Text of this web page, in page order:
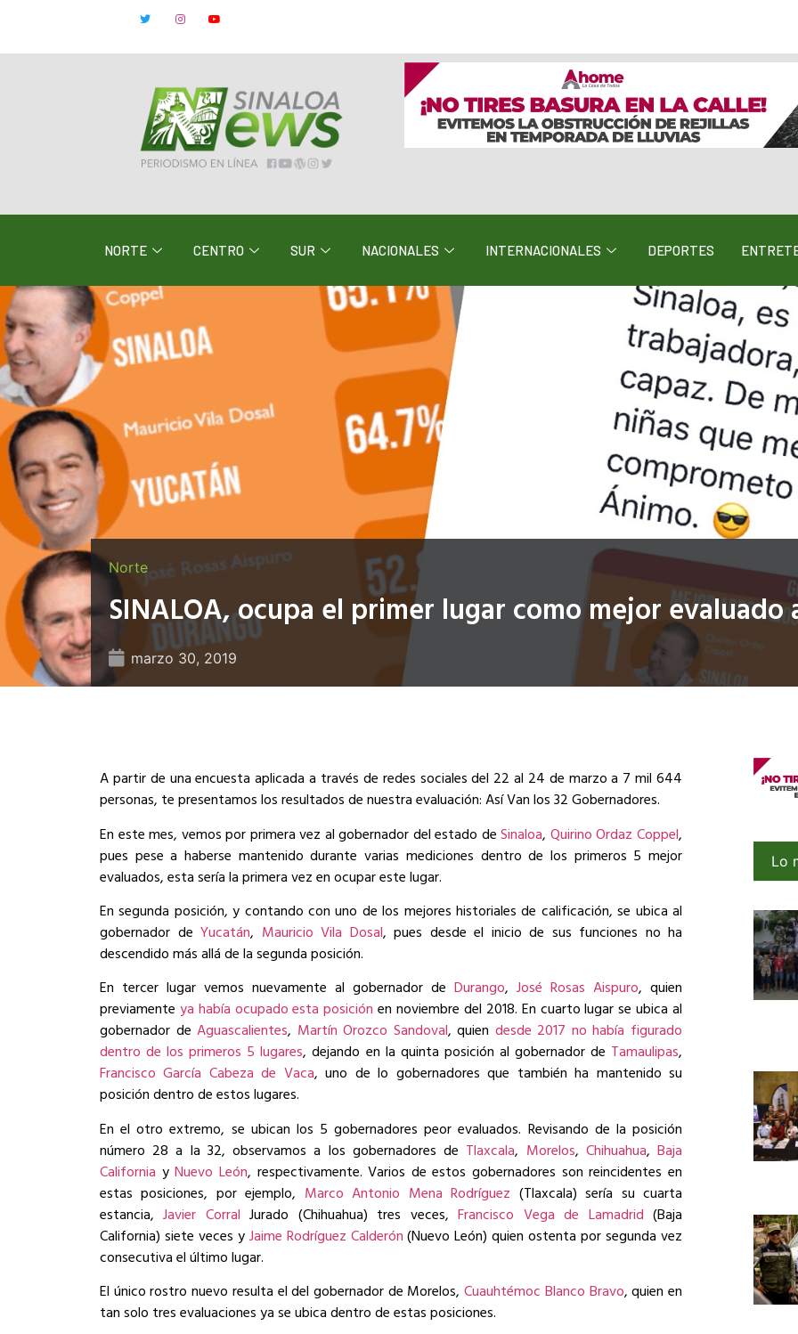
NORTE CENTRO SUR NACIONALES INTERNACIONALES DEPORTES
Norte
SINALOA, ocupa el primer lugar como mejor evaluado
marzo 30, 2019
A partir de una encuesta aplicada a través de redes sociales del 22 al 24 de marzo a 7 mil 644
personas, te presentamos los resultados de nuestra evaluación: Así Van los 32 Gobernadores.
En este mes, vemos por primera vez al gobernador del estado deSinaloa, Quirino Ordaz Coppel,
pues pese a haberse mantenido durante varias mediciones dentro de los primeros 5 mejor
evaluados, esta sería la primera vez en ocupar este lugar.
En segunda posición, y contando con uno de los mejores historiales de calificación, se ubica al
gobernador de Yucatán, Mauricio Vila Dosal, pues desde el inicio de sus funciones no ha
descendido más allá de la segunda posición.
En tercer lugar vemos nuevamente al gobernador de Durango, José Rosas Aispuro, quien
previamente ya había ocupado esta posición en noviembre del 2018. En cuarto lugar se ubica al
gobernador deAguascalientes, Martín Orozco Sandoval, quien desde 2017 no había figurado
dentro de los primeros 5 lugares, dejando en la quinta posición al gobernador de Tamaulipas,
Francisco García Cabeza de Vaca, uno de lo gobernadores que también ha mantenido su
posición dentro de estos lugares.
En el otro extremo, se ubican los 5 gobernadores peor evaluados. Revisando de la posición
número 28 a la 32, observamos a los gobernadores de Tlaxcala, Morelos, Chihuahua,Baja
California yNuevo León, respectivamente. Varios de estos gobernadores son reincidentes en
estas posiciones, por ejemplo, Marco Antonio Mena Rodríguez (Tlaxcala) sería su cuarta
estancia,Javier Corral Jurado (Chihuahua) tres veces,Francisco Vega de Lamadrid (Baja
California) siete veces y Jaime Rodríguez Calderón (Nuevo León) quien ostenta por segunda vez
consecutiva el último lugar.
El único rostro nuevo resulta el del gobernador de Morelos,Cuauhtémoc Blanco Bravo, quien en
tan solo tres evaluaciones ya se ubica dentro de estas posiciones.
Lo